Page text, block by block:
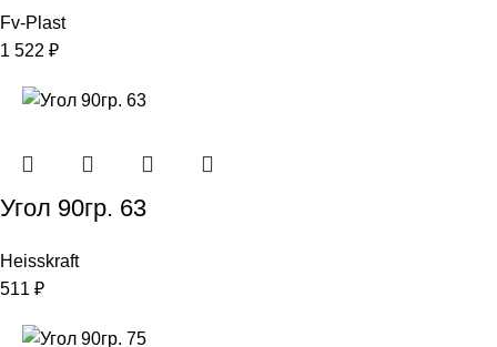
Fv-Plast
1 522 ₽
Угол 90гр. 63
Heisskraft
511 ₽